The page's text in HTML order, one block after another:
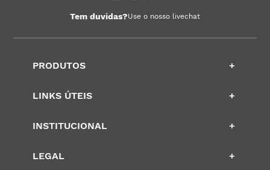
Tem duvidas?Use o nosso livechat
PRODUTOS +
LINKS ÚTEIS +
INSTITUCIONAL +
LEGAL
+